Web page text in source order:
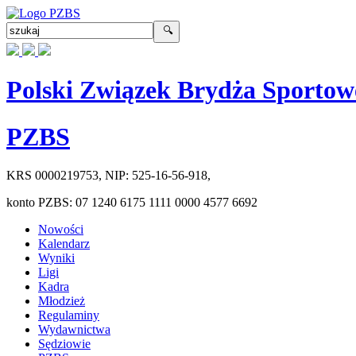
Polski Związek Brydża
PZBS
KRS 0000219753, NIP: 525-16-56-918,
konto PZBS: 07 1240 6175 1111 0000 4577 6692
Nowości
Kalendarz
Wyniki
Ligi
Kadra
Młodzież
Regulaminy
Wydawnictwa
Sędziowie